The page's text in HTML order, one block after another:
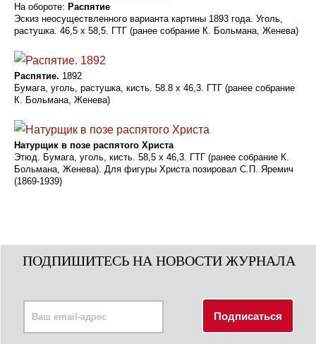
На обороте: Распятие
Эскиз неосуществленного варианта картины 1893 года. Уголь,
растушка. 46,5 х 58,5. ГТГ (ранее собрание К. Больмана, Женева)
Распятие. 1892
Бумага, уголь, растушка, кисть. 58.8 х 46,3. ГТГ (ранее собрание
К. Больмана, Женева)
Натурщик в позе распятого Христа
Этюд. Бумага, уголь, кисть. 58,5 x 46,3. ГТГ (ранее собрание К.
Больмана, Женева). Для фигуры Христа позировал С.П. Яремич
(1869-1939)
ПОДПИШИТЕСЬ НА НОВОСТИ ЖУРНАЛА